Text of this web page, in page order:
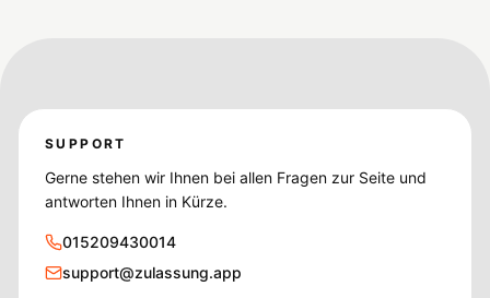
SUPPORT
Gerne stehen wir Ihnen bei allen Fragen zur Seite und
antworten Ihnen in Kürze.
015209430014
support@zulassung.app